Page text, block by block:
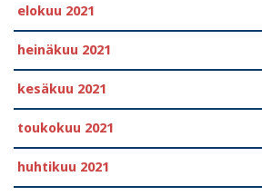
elokuu 2021
heinäkuu 2021
kesäkuu 2021
toukokuu 2021
huhtikuu 2021